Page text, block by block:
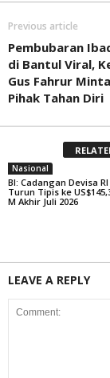
Previous article
Pembubaran
di Bantul Viral,
Gus Fahrur
Pihak Tahan Diri
Nasional
BI: Cadangan Devisa RI
Turun Tipis ke
M Akhir Juli 2026
LEAVE A REPLY